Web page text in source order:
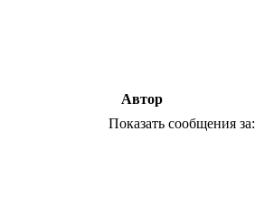
Автор
Показать сообщения за: